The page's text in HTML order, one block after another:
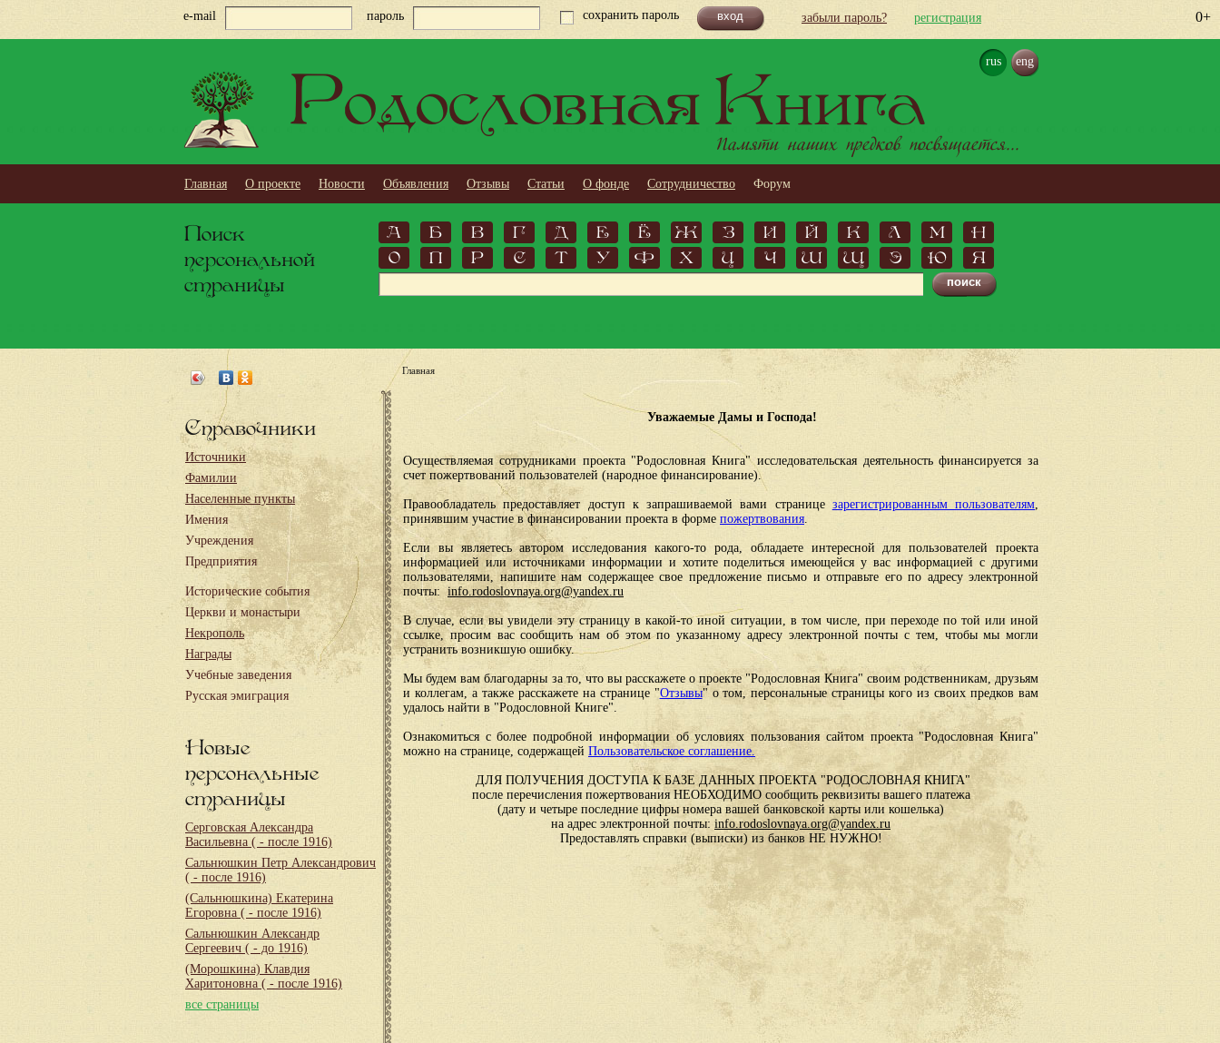
0+
e-mail пароль сохранить пароль забыли пароль? регистрация
rus eng
Родословная Книга
Памяти наших предков посвящается...
Главная О проекте Новости Объявления Отзывы Статьи О фонде Сотрудничество Форум
Поиск
персональной
страницы
А Б В Г Д Е Ё Ж З И Й К Л М
Н
О
П Р С Т У Ф Х Ц Ч Ш Щ Э Ю Я
Справочники
Источники
Фамилии
Населенные пункты
Имения
Учреждения
Предприятия
Исторические события
Церкви и монастыри
Некрополь
Награды
Учебные заведения
Русская эмиграция
Новые
персональные
страницы
Серговская Александра
Васильевна ( - после 1916)
Сальнюшкин Петр Александрович
( - после 1916)
(Сальнюшкина) Екатерина
Егоровна ( - после 1916)
Сальнюшкин Александр
Сергеевич ( - до 1916)
(Морошкина) Клавдия
Харитоновна ( - после 1916)
все страницы
Главная
Уважаемые Дамы и Господа!
Осуществляемая сотрудниками проекта "Родословная Книга" исследовательская деятельность финансируется за
счет пожертвований пользователей (народное финансирование).
Правообладатель предоставляет доступ к запрашиваемой вами странице зарегистрированным пользователям,
принявшим участие в финансировании проекта в форме пожертвования.
Если вы являетесь автором исследования какого-то рода, обладаете интересной для пользователей проекта
информацией или источниками информации и хотите поделиться имеющейся у вас информацией с другими
пользователями, напишите нам содержащее свое предложение письмо и отправьте его по адресу электронной
почты: info.rodoslovnaya.org@yandex.ru
В случае, если вы увидели эту страницу в какой-то иной ситуации, в том числе, при переходе по той или иной
ссылке, просим вас сообщить нам об этом по указанному адресу электронной почты с тем, чтобы мы могли
устранить возникшую ошибку.
Мы будем вам благодарны за то, что вы расскажете о проекте "Родословная Книга" своим родственникам, друзьям
и коллегам, а также расскажете на странице "Отзывы" о том, персональные страницы кого из своих предков вам
удалось найти в "Родословной Книге".
Ознакомиться с более подробной информации об условиях пользования сайтом проекта "Родословная Книга"
можно на странице, содержащей Пользовательское соглашение.
ДЛЯ ПОЛУЧЕНИЯ ДОСТУПА К БАЗЕ ДАННЫХ ПРОЕКТА "РОДОСЛОВНАЯ КНИГА"
после перечисления пожертвования НЕОБХОДИМО сообщить реквизиты вашего платежа
(дату и четыре последние цифры номера вашей банковской карты или кошелька)
на адрес электронной почты: info.rodoslovnaya.org@yandex.ru
Предоставлять справки (выписки) из банков НЕ НУЖНО!